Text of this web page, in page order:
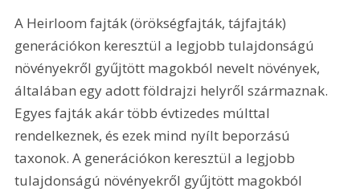
A Heirloom fajták (örökségfajták, tájfajták)
generációkon keresztül a legjobb tulajdonságú
növényekről gyűjtött magokból nevelt növények,
általában egy adott földrajzi helyről származnak.
Egyes fajták akár több évtizedes múlttal
rendelkeznek, és ezek mind nyílt beporzású
taxonok. A generációkon keresztül a legjobb
tulajdonságú növényekről gyűjtött magokból